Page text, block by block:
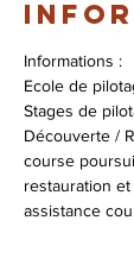
Informations :
Ecole de
Stages de
Découverte /
course
restauration
assistance